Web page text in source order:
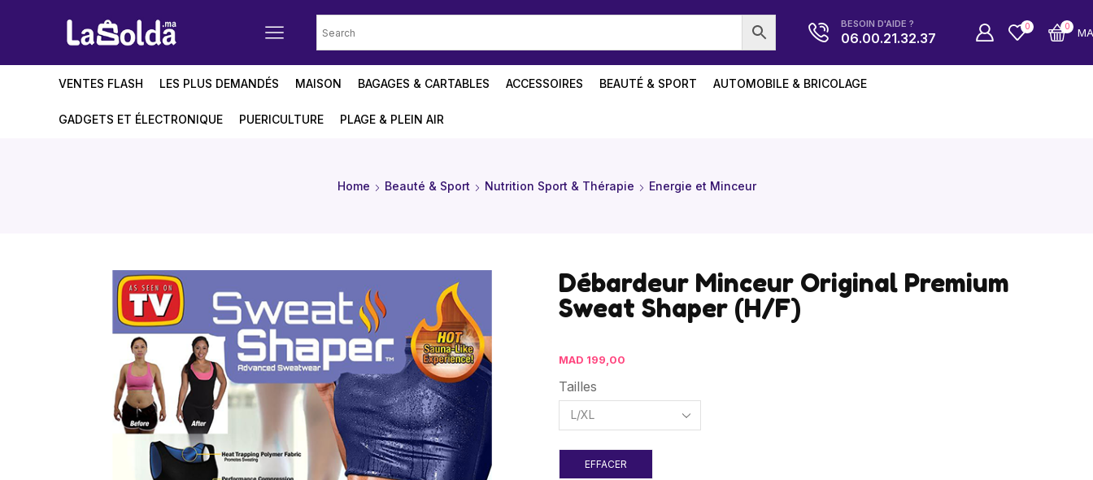
BESOIN D'AIDE ?
06.00.21.32.37
0 0
VENTES FLASH LES PLUS DEMANDÉS MAISON BAGAGES & CARTABLES ACCESSOIRES BEAUTÉ & SPORT AUTOMOBILE & BRICOLAGE
GADGETS ET ÉLECTRONIQUE PUERICULTURE PLAGE & PLEIN AIR
Home Beauté & Sport Nutrition Sport & Thérapie Energie et Minceur
Débardeur Minceur Original Premium
Sweat Shaper (H/F)
MAD 199,00
Tailles
EFFACER